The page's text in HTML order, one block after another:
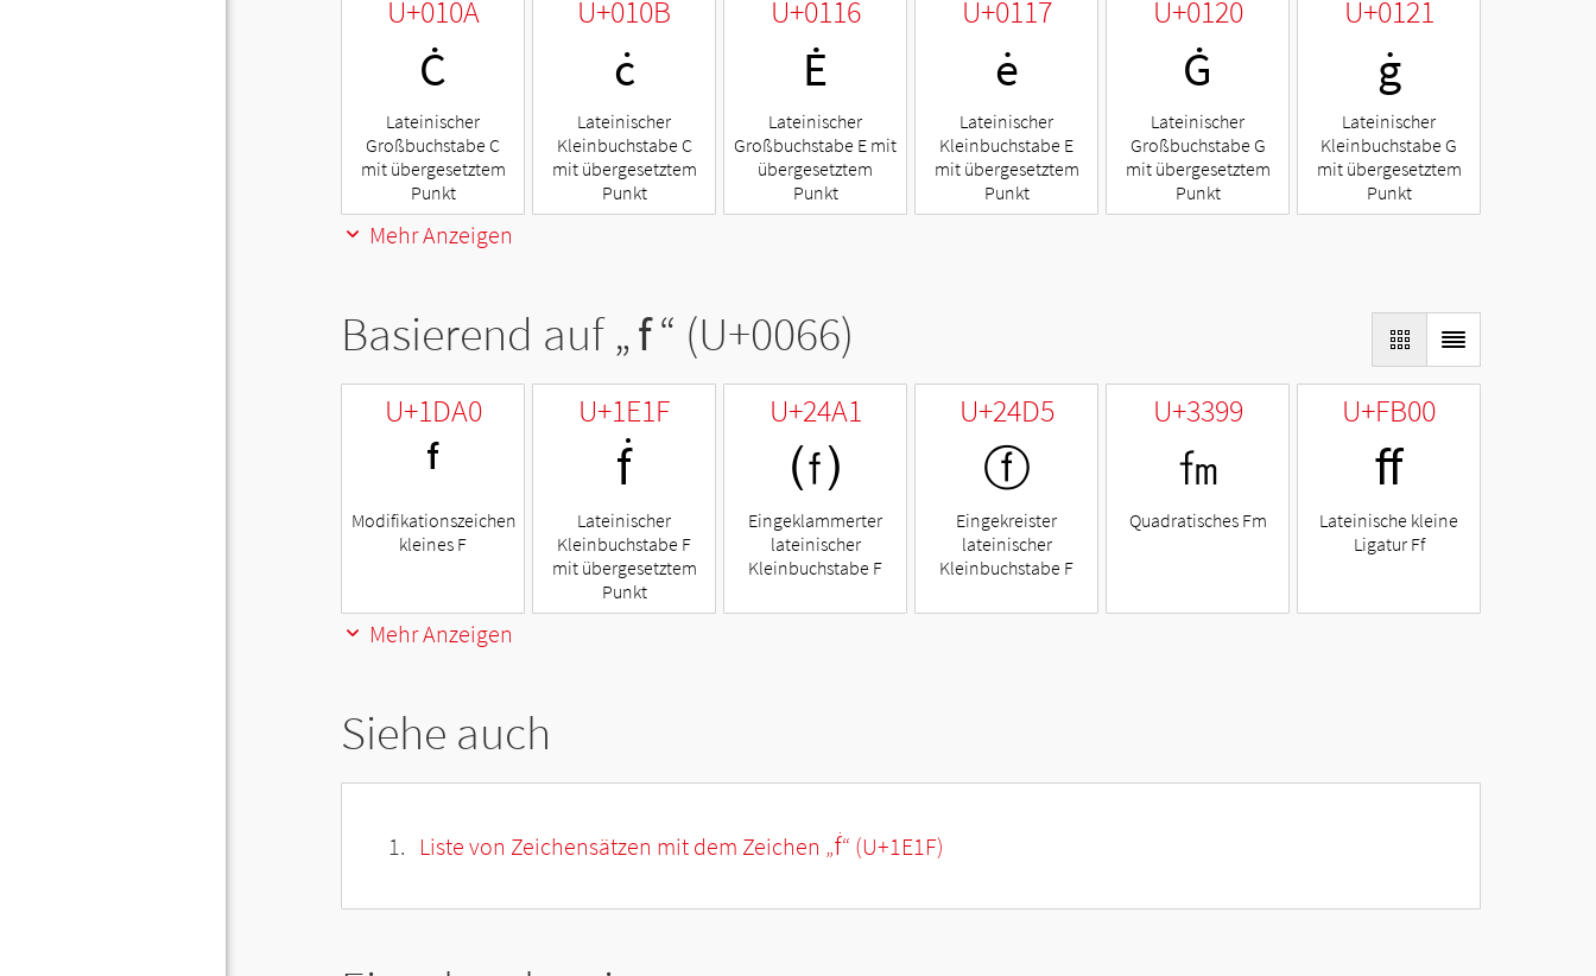
U+010A
Ċ
Lateinischer
Großbuchstabe C
mit übergesetztem
Punkt
U+010B
ċ
Lateinischer
Kleinbuchstabe C
mit übergesetztem
Punkt
U+0116
Ė
Lateinischer
Großbuchstabe E mit
übergesetztem
Punkt
U+0117
ė
Lateinischer
Kleinbuchstabe E
mit übergesetztem
Punkt
U+0120
Ġ
Lateinischer
Großbuchstabe G
mit übergesetztem
Punkt
U+0121
ġ
Lateinischer
Kleinbuchstabe G
mit übergesetztem
Punkt
Mehr Anzeigen
Basierend auf „f“ (U+0066)
U+1DA0
ᶠ
Modifikationszeichen
kleines F
U+1E1F
ḟ
Lateinischer
Kleinbuchstabe F
mit übergesetztem
Punkt
U+24A1
⒡
Eingeklammerter
lateinischer
Kleinbuchstabe F
U+24D5
ⓕ
Eingekreister
lateinischer
Kleinbuchstabe F
U+3399
㎙
Quadratisches Fm
U+FB00
ﬀ
Lateinische kleine
Ligatur Ff
Mehr Anzeigen
Siehe auch
Liste von Zeichensätzen mit dem Zeichen „ḟ“ (U+1E1F)